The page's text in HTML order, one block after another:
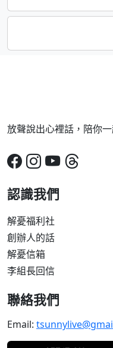
放聲說出心裡話，陪你
認識我們
解憂福利社
創辦人的話
解憂信箱
李組長回信
聯絡我們
Email: